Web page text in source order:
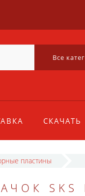
Все
СКАЧАТЬ
пластины
SKS